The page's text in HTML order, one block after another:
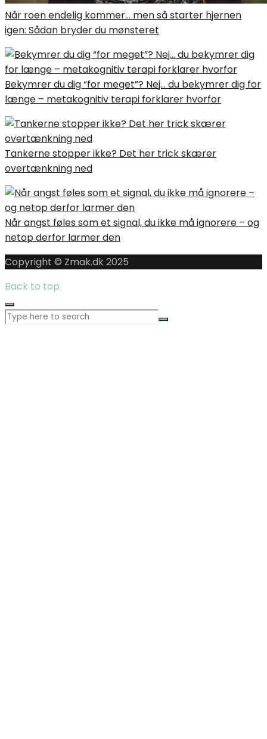
Når roen endelig kommer… men så starter hjernen
igen: Sådan bryder du mønsteret
Bekymrer du dig “for meget”? Nej… du bekymrer dig for
længe – metakognitiv terapi forklarer hvorfor
Tankerne stopper ikke? Det her trick skærer
overtænkning ned
Når angst føles som et signal, du ikke må ignorere – og
netop derfor larmer den
Copyright © Zmak.dk 2025
Back to top